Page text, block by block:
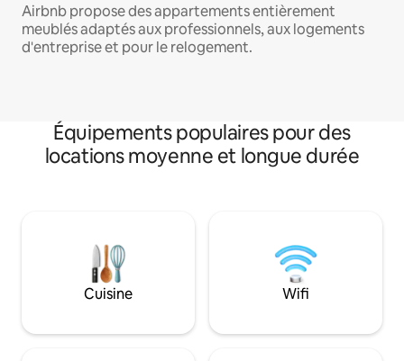
Airbnb propose des appartements entièrement
meublés adaptés aux professionnels, aux logements
d'entreprise et pour le relogement.
Équipements populaires pour des
locations moyenne et longue durée
Cuisine Wifi